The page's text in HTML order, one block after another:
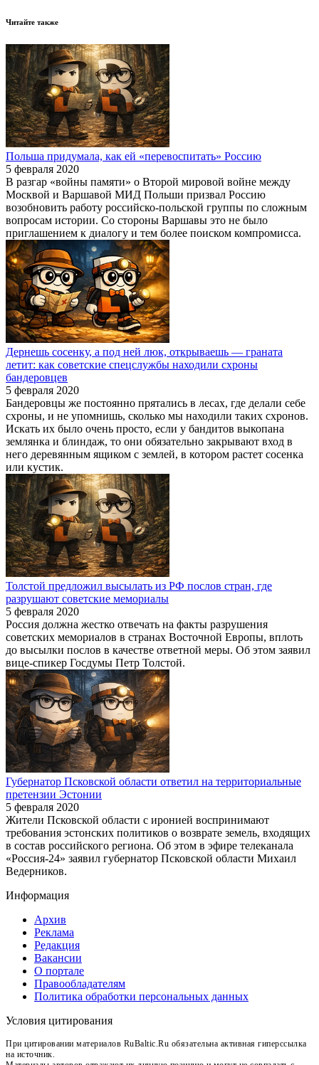
Читайте также
Польша придумала, как ей «перевоспитать» Россию
5 февраля 2020
В разгар «войны памяти» о Второй мировой войне между
Москвой и Варшавой МИД Польши призвал Россию
возобновить работу российско-польской группы по сложным
вопросам истории. Со стороны Варшавы это не было
приглашением к диалогу и тем более поиском компромисса.
Дернешь сосенку, а под ней люк, открываешь — граната
летит: как советские спецслужбы находили схроны
бандеровцев
5 февраля 2020
Бандеровцы же постоянно прятались в лесах, где делали себе
схроны, и не упомнишь, сколько мы находили таких схронов.
Искать их было очень просто, если у бандитов выкопана
землянка и блиндаж, то они обязательно закрывают вход в
него деревянным ящиком с землей, в котором растет сосенка
или кустик.
Толстой предложил высылать из РФ послов стран, где
разрушают советские мемориалы
5 февраля 2020
Россия должна жестко отвечать на факты разрушения
советских мемориалов в странах Восточной Европы, вплоть
до высылки послов в качестве ответной меры. Об этом заявил
вице-спикер Госдумы Петр Толстой.
Губернатор Псковской области ответил на территориальные
претензии Эстонии
5 февраля 2020
Жители Псковской области с иронией воспринимают
требования эстонских политиков о возврате земель, входящих
в состав российского региона. Об этом в эфире телеканала
«Россия-24» заявил губернатор Псковской области Михаил
Ведерников.
Информация
Архив
Реклама
Редакция
Вакансии
О портале
Правообладателям
Политика обработки персональных данных
Условия цитирования
При цитировании материалов RuBaltic.Ru обязательна активная гиперссылка
на источник.